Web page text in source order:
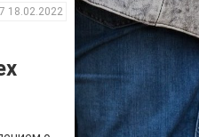
18.02.2022